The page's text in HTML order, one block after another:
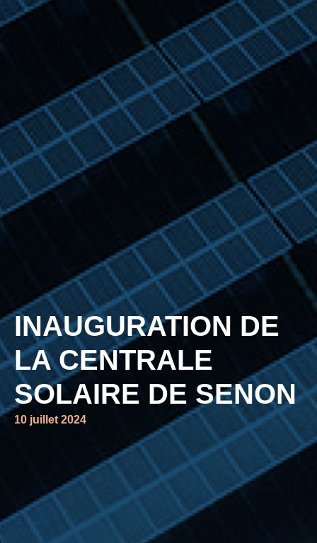
INAUGURATION DE
LA CENTRALE
SOLAIRE DE SENON
10 juillet 2024